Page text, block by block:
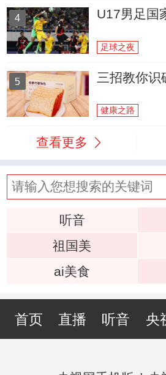
4 U17男足国
足球之夜
5 三招教你识
健康之路
查看更多
听音
祖国美
ai美食
首页 直播 听音 央